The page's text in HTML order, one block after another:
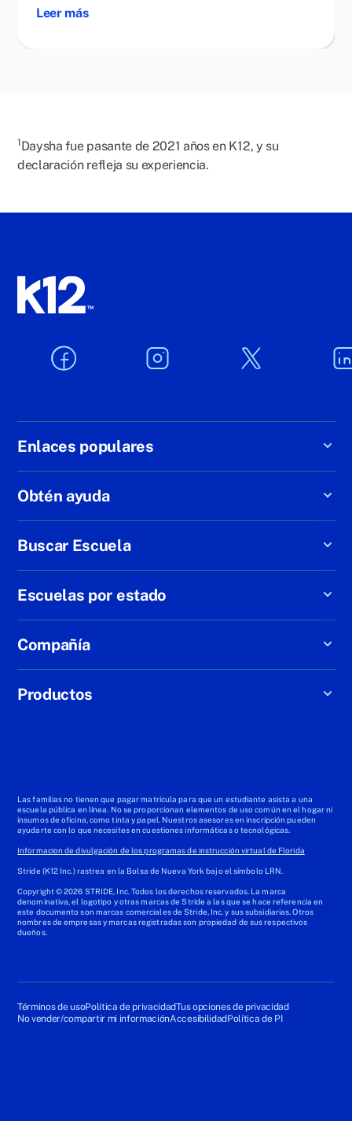
Leer más
1Daysha fue pasante de 2021 años en K12, y su
declaración refleja su experiencia.
Enlaces populares
Obtén ayuda
Buscar Escuela
Escuelas por estado
Compañía
Productos
Las familias no tienen que pagar matrícula para que un estudiante asista a una
escuela pública en línea. No se proporcionan elementos de uso común en el hogar ni
insumos de oficina, como tinta y papel. Nuestros asesores en inscripción pueden
ayudarte con lo que necesites en cuestiones informáticas o tecnológicas.
Informacion de divulgación de los programas de instrucción virtual de Florida
Stride (K12 Inc.) rastrea en la Bolsa de Nueva York bajo el símbolo LRN.
Copyright © 2026 STRIDE, Inc. Todos los derechos reservados. La marca
denominativa, el logotipo y otras marcas de Stride a las que se hace referencia en
este documento son marcas comerciales de Stride, Inc. y sus subsidiarias. Otros
nombres de empresas y marcas registradas son propiedad de sus respectivos
dueños.
Términos de usoPolítica de privacidadTus opciones de privacidad
No vender/compartir mi informaciónAccesibilidadPolítica de PI